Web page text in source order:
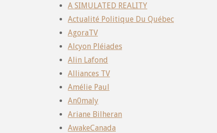
A SIMULATED REALITY
Actualité Politique Du Québec
AgoraTV
Alcyon Pléiades
Alin Lafond
Alliances TV
Amélie Paul
An0maly
Ariane Bilheran
AwakeCanada